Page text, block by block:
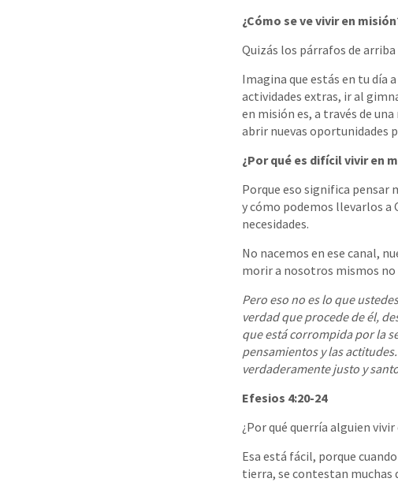
¿Cómo se ve vivir en
Quizás los párrafos de
Imagina que estás en tu día
actividades extras, ir al
en misión es, a través de
abrir nuevas oportunidades
¿Por qué es difícil vivir en
Porque eso significa pensar
y cómo podemos llevarlos a
necesidades.
No nacemos en ese canal,
morir a nosotros mismos no
Pero eso no es lo que
verdad que procede de él,
que está corrompida por la
pensamientos y las
verdaderamente justo y
Efesios 4:20-24
¿Por qué querría alguien
Esa está fácil, porque
tierra, se contestan muchas